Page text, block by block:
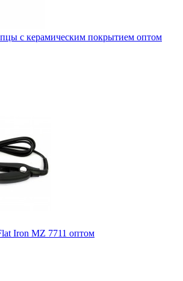
с керамическим покрытием оптом
Iron MZ 7711 оптом